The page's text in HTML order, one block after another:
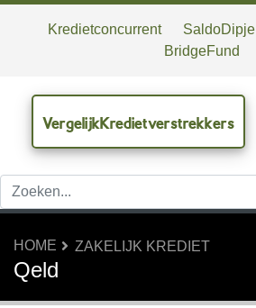
Kredietconcurrent SaldoDipje
BridgeFund
VergelijkKredietverstrekkers
HOME ZAKELIJK KREDIET
Qeld